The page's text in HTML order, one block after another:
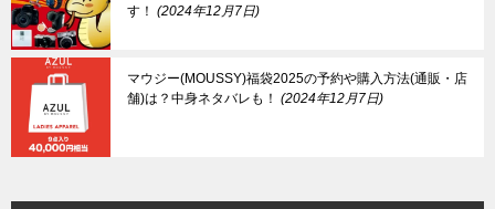
す！
2024年12月7日
マウジー(MOUSSY)福袋2025の予約や購入方法(通販・店
舗)は？中身ネタバレも！
2024年12月7日